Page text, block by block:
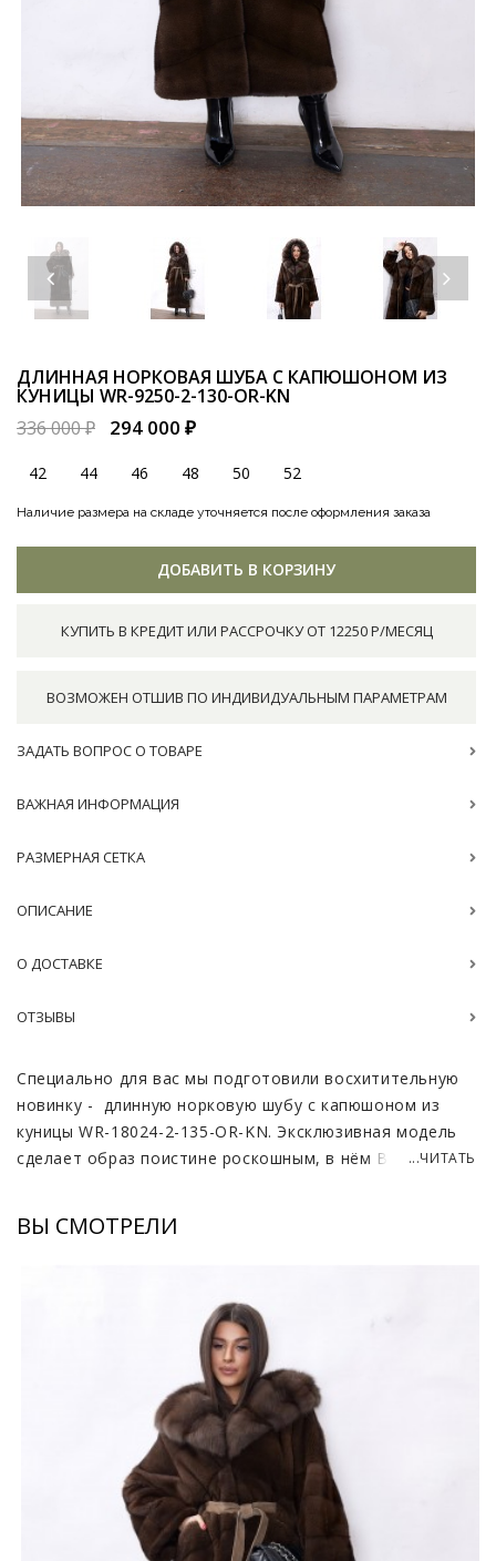
ДЛИННАЯ НОРКОВАЯ ШУБА С КАПЮШОНОМ ИЗ
КУНИЦЫ WR-9250-2-130-OR-KN
336 000 ₽
294 000 ₽
42 44 46 48 50 52
Наличие размера на складе уточняется после оформления заказа
ДОБАВИТЬ В КОРЗИНУ
КУПИТЬ В КРЕДИТ ИЛИ РАССРОЧКУ ОТ 12250 Р/МЕСЯЦ
ВОЗМОЖЕН ОТШИВ ПО ИНДИВИДУАЛЬНЫМ ПАРАМЕТРАМ
ЗАДАТЬ ВОПРОС О ТОВАРЕ
ВАЖНАЯ ИНФОРМАЦИЯ
РАЗМЕРНАЯ СЕТКА
ОПИСАНИЕ
О ДОСТАВКЕ
ОТЗЫВЫ
Специально для вас мы подготовили восхитительную
новинку - длинную норковую шубу с капюшоном из
куницы WR-18024-2-135-OR-KN. Эксклюзивная модель
сделает образ поистине роскошным, в нём Вы всегда
классическим, выдержанным стилем.
обеспечивающий максимальное тепло телу во время
морозных дней. Гладкость и мягкость меха дарит ни с
чем не сравнимые, приятные ощущения. Мех красиво
переливается и блестит, делая внешний вид шубы
просто бесподобным.
Капюшон модели полностью выполнен из
натурального меха куницы. Он не только очень
красиво, но и обладает отличной способностью
удерживать тепло, защищая тем самым голову от
ветра и осадков. Шуба выполнена в цвете орех, имеет
...ЧИТАТЬ
ВЫ СМОТРЕЛИ